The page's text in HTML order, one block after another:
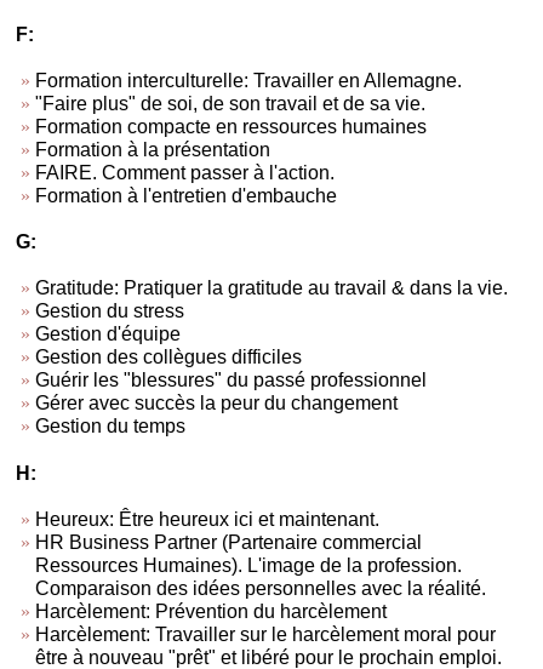
F:
Formation interculturelle: Travailler en Allemagne.
"Faire plus" de soi, de son travail et de sa vie.
Formation compacte en ressources humaines
Formation à la présentation
FAIRE. Comment passer à l'action.
Formation à l'entretien d'embauche
G:
Gratitude: Pratiquer la gratitude au travail & dans la vie.
Gestion du stress
Gestion d'équipe
Gestion des collègues difficiles
Guérir les "blessures" du passé professionnel
Gérer avec succès la peur du changement
Gestion du temps
H:
Heureux: Être heureux ici et maintenant.
HR Business Partner (Partenaire commercial
Ressources Humaines). L'image de la profession.
Comparaison des idées personnelles avec la réalité.
Harcèlement: Prévention du harcèlement
Harcèlement: Travailler sur le harcèlement moral pour
être à nouveau "prêt" et libéré pour le prochain emploi.